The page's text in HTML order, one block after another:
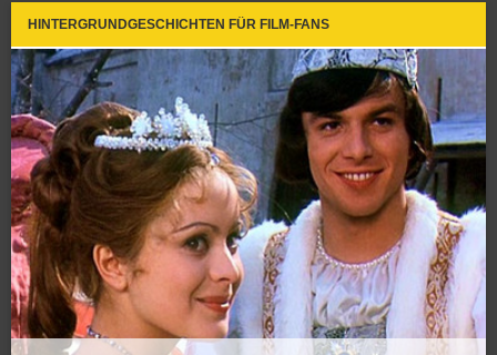
HINTERGRUNDGESCHICHTEN FÜR FILM-FANS